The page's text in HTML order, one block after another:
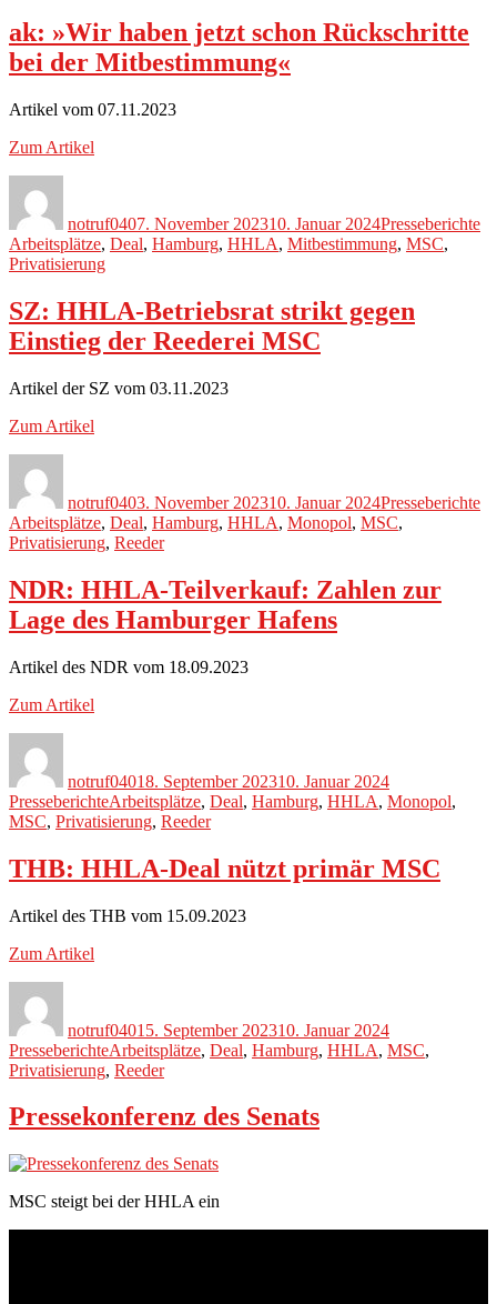
ak: »Wir haben jetzt schon Rückschritte
bei der Mitbestimmung«
Artikel vom 07.11.2023
Zum Artikel
notruf0407. November 202310. Januar 2024Presseberichte
Arbeitsplätze, Deal, Hamburg, HHLA, Mitbestimmung, MSC,
Privatisierung
SZ: HHLA-Betriebsrat strikt gegen
Einstieg der Reederei MSC
Artikel der SZ vom 03.11.2023
Zum Artikel
notruf0403. November 202310. Januar 2024Presseberichte
Arbeitsplätze, Deal, Hamburg, HHLA, Monopol, MSC,
Privatisierung, Reeder
NDR: HHLA-Teilverkauf: Zahlen zur
Lage des Hamburger Hafens
Artikel des NDR vom 18.09.2023
Zum Artikel
notruf04018. September 202310. Januar 2024
PresseberichteSchlagwörter
Arbeitsplätze, Deal, Hamburg, HHLA, Monopol,
MSC, Privatisierung, Reeder
THB: HHLA-Deal nützt primär MSC
Artikel des THB vom 15.09.2023
Zum Artikel
notruf04015. September 202310. Januar 2024
PresseberichteSchlagwörter
Arbeitsplätze, Deal, Hamburg, HHLA, MSC,
Privatisierung, Reeder
Pressekonferenz des Senats
MSC steigt bei der HHLA ein